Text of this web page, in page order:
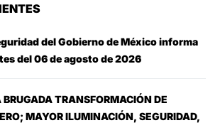
del Gobierno de México informa
del 06 de agosto de 2026
TRANSFORMACIÓN DE
MAYOR ILUMINACIÓN, SEGURIDAD,